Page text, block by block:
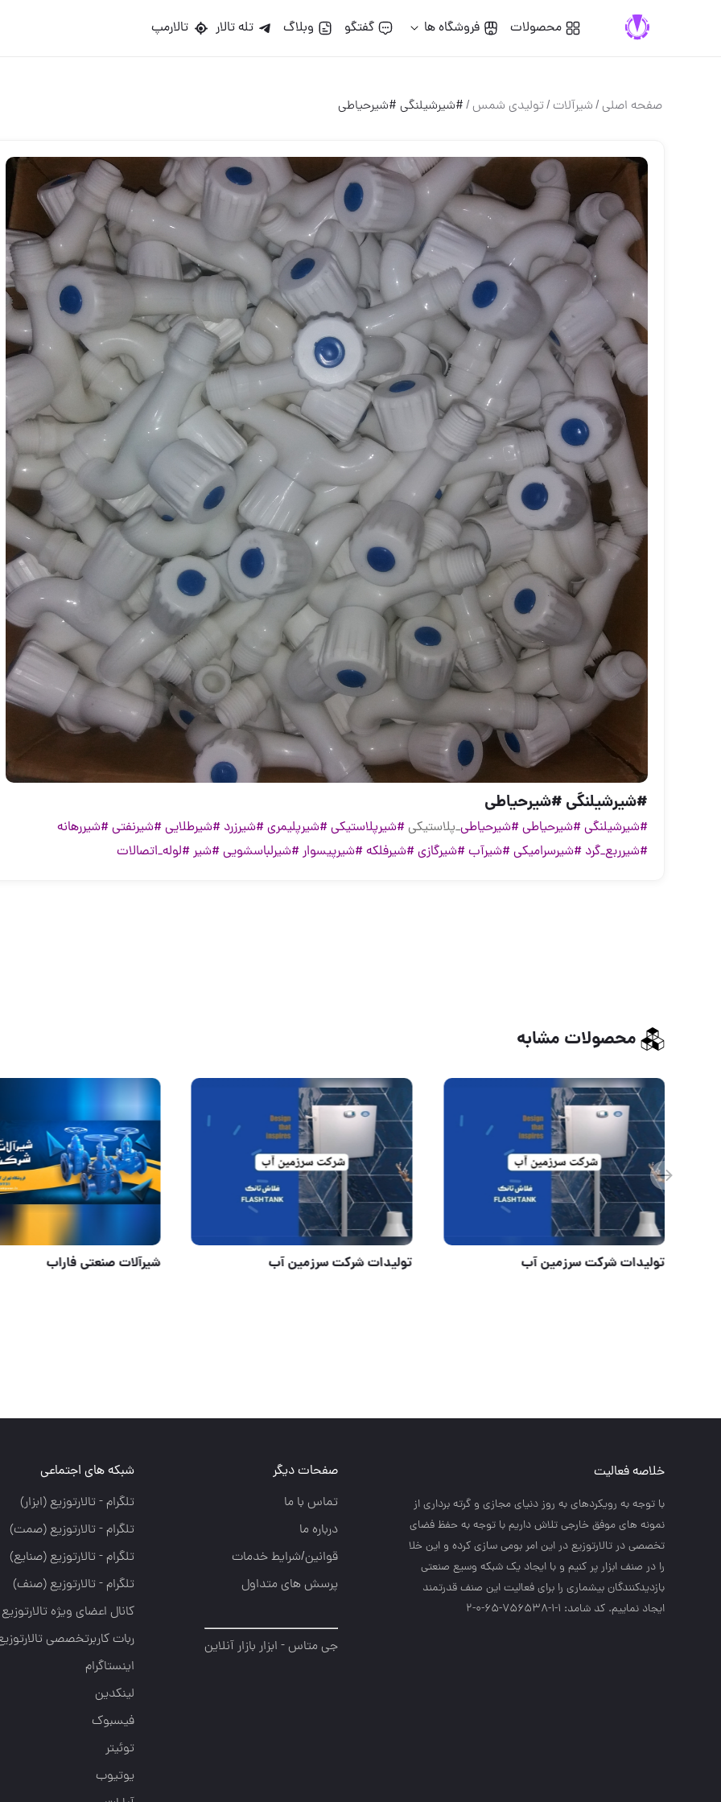
محصولات فروشگاه ها گفتگو وبلاگ تله تالار تالارمپ
صفحه اصلی/شيرآلات/تولیدی شمس/#شیرشیلنگی #شیرحیاطی
#شیرشیلنگی #شیرحیاطی
#شیرشیلنگی#شیرحیاطی#شیرحیاطی_پلاستیکی #شیرپلاستیکی#شیرپلیمری#شیرزرد #شیرطلایی#شیرنفتی#شیررهانه
#شیرربع_گرد #شیرسرامیکی#شیرآب#شیرگازی#شیرفلکه#شیرپیسوار#شیرلباسشویی#شیر#لوله_اتصالات
محصولات مشابه
تولیدات شرکت سرزمین آب تولیدات شرکت سرزمین آب تولیدات شرکت سرزمین آب
خلاصه فعالیت
با توجه به رويكردهاي به روز دنياي مجازي و گرته برداري از
نمونه هاي موفق خارجي تلاش داريم با توجه به حفظ فضاي
تخصصي در تالارتوزيع در اين امر بومي سازي كرده و اين خلا
را در صنف ابزار پر كنيم و با ايجاد يك شبكه وسيع صنعتي
بازديدكنندگان بيشماري را براي فعاليت اين صنف قدرتمند
ايجاد نماييم. کد شامد: 1-1-756538-65-0-2
صفحات دیگر
تماس با ما
درباره ما
قوانین/شرایط خدمات
پرسش های متداول
جی متاس - ابزار بازار آنلاین
شبکه های اجتماعی
تلگرام - تالارتوزيع (ابزار)
تلگرام - تالارتوزيع (صمت)
تلگرام - تالارتوزيع (صنايع)
تلگرام - تالارتوزیع (صنف)
کانال اعضای ویژه تالارتوزیع
ربات کاربرتخصصی
اینستاگرام
لینکدین
فیسبوک
توئیتر
یوتیوب